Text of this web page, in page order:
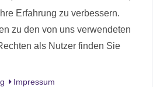
Erfahrung zu verbessern.
zu den von uns verwendeten
als Nutzer finden Sie
Impressum